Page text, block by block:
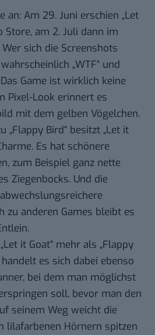
an: Am 29. Juni erschien „Let
Store, am 2. Juli dann im
sich die Screenshots
„WTF“ und
Das Game ist wirklich keine
Pixel-Look erinnert es
mit dem gelben Vögelchen.
„Flappy Bird“ besitzt „Let it
Es hat schönere
zum Beispiel ganz nette
Ziegenbocks. Und die
zu anderen Games bleibt es
it Goat“ mehr als „Flappy
es sich dabei ebenso
bei dem man möglichst
soll, bevor man den
seinem Weg weicht die
lilafarbenen Hörnern spitzen